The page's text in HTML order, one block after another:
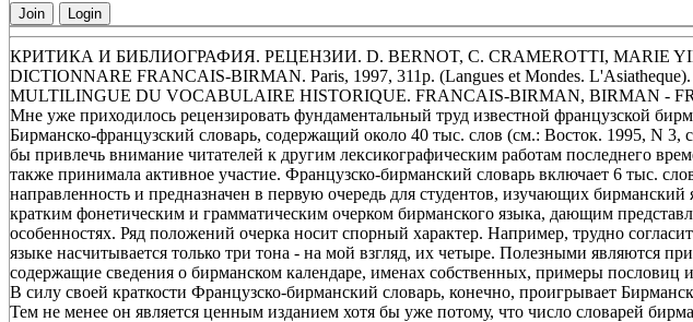
Join Login
КРИТИКА И БИБЛИОГРАФИЯ. РЕЦЕНЗИИ. D. BERNOT, С. CRAMEROTTI, MARIE
DICTIONNARE FRANCAIS-BIRMAN. Paris, 1997, 311р. (Langues et Mondes.
MULTILINGUE DU VOCABULAIRE HISTORIQUE. FRANCAIS-BIRMAN, BIRMAN -
Мне уже приходилось рецензировать фундаментальный труд известной французской
Бирманско-французский словарь, содержащий около 40 тыс. слов (см.: Восток. 1995, N 3,
бы привлечь внимание читателей к другим лексикографическим работам последнего
также принимала активное участие. Французско-бирманский словарь включает 6 тыс.
направленность и предназначен в первую очередь для студентов, изучающих
кратким фонетическим и грамматическим очерком бирманского языка, дающим
особенностях. Ряд положений очерка носит спорный характер. Например, трудно
языке насчитывается только три тона - на мой взгляд, их четыре. Полезными являются
содержащие сведения о бирманском календаре, именах собственных, примеры пословиц
В силу своей краткости Французско-бирманский словарь, конечно, проигрывает
Тем не менее он является ценным изданием хотя бы уже потому, что число словарей